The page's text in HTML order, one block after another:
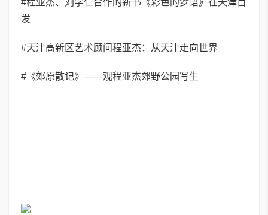
#程亚杰、刘学仁合作的新书《彩色的梦语》在天津首
发
#天津高新区艺术顾问程亚杰：从天津走向世界
#《郊原散记》——观程亚杰郊野公园写生